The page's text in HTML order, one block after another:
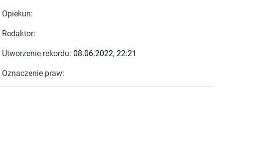
Opiekun:
Redaktor:
Utworzenie rekordu: 08.06.2022, 22:21
Oznaczenie praw: